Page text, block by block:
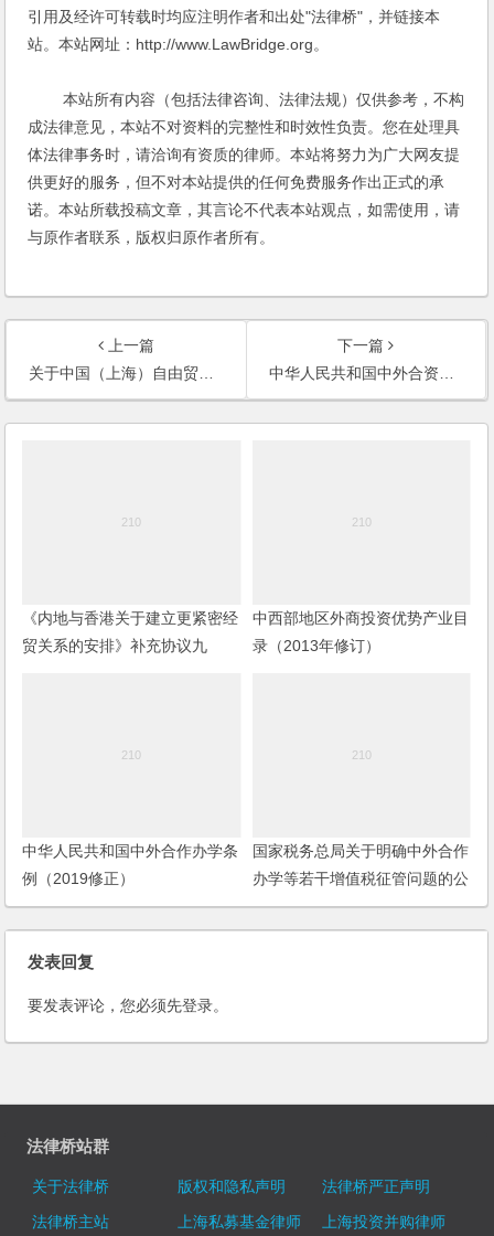
引用及经许可转载时均应注明作者和出处"法律桥"，并链接本
站。本站网址：http://www.LawBridge.org。
本站所有内容（包括法律咨询、法律法规）仅供参考，不构
成法律意见，本站不对资料的完整性和时效性负责。您在处理具
体法律事务时，请洽询有资质的律师。本站将努力为广大网友提
供更好的服务，但不对本站提供的任何免费服务作出正式的承
诺。本站所载投稿文章，其言论不代表本站观点，如需使用，请
与原作者联系，版权归原作者所有。
上一篇
关于中国（上海）自由贸易试验区进一步对外开放增值电信业务的意见
下一篇
中华人民共和国中外合资经营企业法实施条例（2014修订）
《内地与香港关于建立更紧密经
贸关系的安排》补充协议九
中西部地区外商投资优势产业目
录（2013年修订）
中华人民共和国中外合作办学条
例（2019修正）
国家税务总局关于明确中外合作
办学等若干增值税征管问题的公
告
发表回复
要发表评论，您必须先登录。
法律桥站群
关于法律桥 版权和隐私声明
法律桥严正声明
法律桥主站
上海私募基金律师
上海投资并购律师